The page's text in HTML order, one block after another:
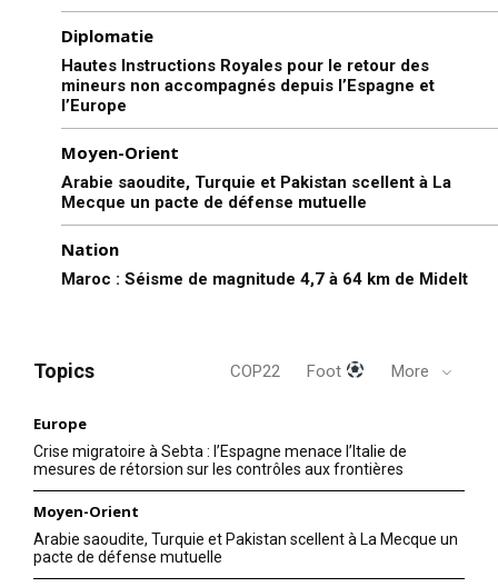
Diplomatie
Hautes Instructions Royales pour le retour des
mineurs non accompagnés depuis l’Espagne et
l’Europe
Moyen-Orient
Arabie saoudite, Turquie et Pakistan scellent à La
Mecque un pacte de défense mutuelle
Nation
Maroc : Séisme de magnitude 4,7 à 64 km de Midelt
Topics COP22 Foot More
Europe
Crise migratoire à Sebta : l’Espagne menace l’Italie de
mesures de rétorsion sur les contrôles aux frontières
Moyen-Orient
Arabie saoudite, Turquie et Pakistan scellent à La Mecque un
pacte de défense mutuelle